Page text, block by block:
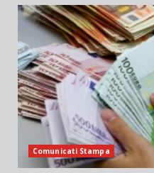
Comunicati Stampa